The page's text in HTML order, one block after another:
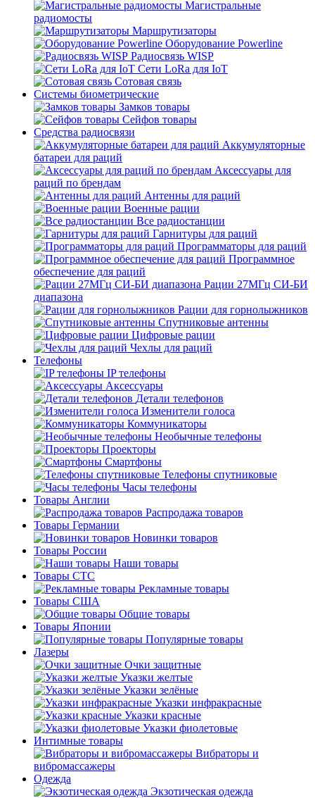
Магистральные
радиомосты
Маршрутизаторы
Оборудование Powerline
Радиосвязь WISP
Сети LoRa для IoT
Сотовая связь
Системы биометрические
Замков товары
Сейфов товары
Средства радиосвязи
Аккумуляторные
батареи для раций
Аксессуары для
раций по брендам
Антенны для раций
Военные рации
Все радиостанции
Гарнитуры для раций
Программаторы для раций
Программное
обеспечение для раций
Рации 27МГц СИ-БИ
диапазона
Рации для горнолыжников
Спутниковые антенны
Цифровые рации
Чехлы для раций
Телефоны
IP телефоны
Аксессуары
Детали телефонов
Изменители голоса
Коммуникаторы
Необычные телефоны
Проекторы
Смартфоны
Телефоны спутниковые
Часы телефоны
Товары Англии
Распродажа товаров
Товары Германии
Новинки товаров
Товары России
Наши товары
Товары СТС
Рекламные товары
Товары США
Общие товары
Товары Японии
Популярные товары
Лазеры
Очки защитные
Указки желтые
Указки зелёные
Указки инфракрасные
Указки красные
Указки фиолетовые
Интимные товары
Вибраторы и
вибромассажеры
Одежда
Экзотическая одежда